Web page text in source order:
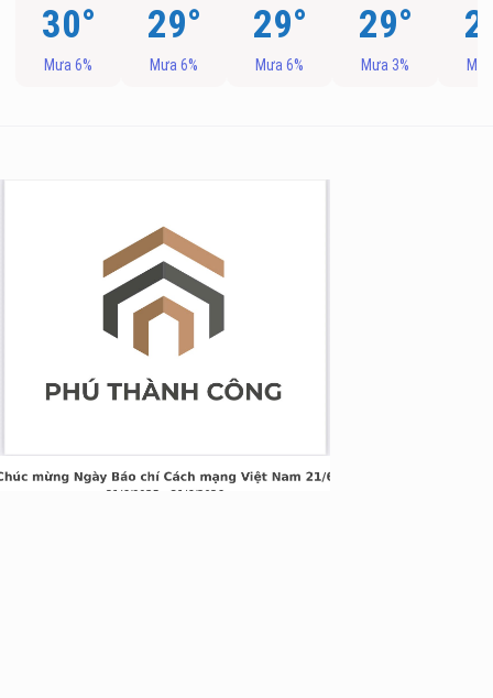
30°
Mưa 6%
29°
Mưa 6%
29°
Mưa 6%
29°
Mưa 3%